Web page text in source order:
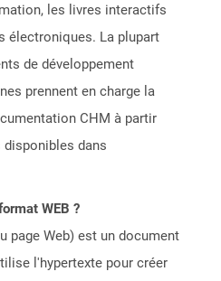
les livres interactifs
électroniques. La plupart
de développement
prennent en charge la
CHM à partir
dans
WEB ?
page Web) est un document
l'hypertexte pour créer